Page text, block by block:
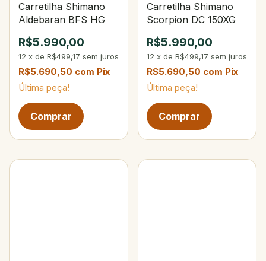
Carretilha Shimano
Aldebaran BFS HG
R$5.990,00
12 x de R$499,17 sem juros
R$5.690,50 com Pix
Última peça!
Carretilha Shimano
Scorpion DC 150XG
R$5.990,00
12 x de R$499,17 sem juros
R$5.690,50 com Pix
Última peça!